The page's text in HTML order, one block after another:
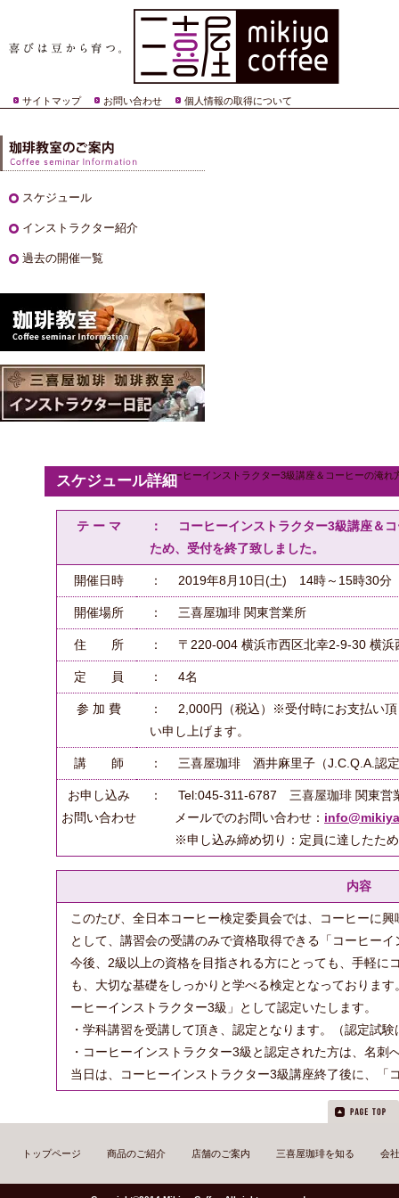
サイトマップ お問い合わせ 個人情報の取得について
コーヒーインストラクター3級講座＆コーヒーの淹
スケジュール詳細
テ ー マ
： コーヒーインストラクター3級講座＆
ため、受付を終了致しました。
開催日時 ： 2019年8月10日(土) 14時～15時30分
開催場所 ： 三喜屋珈琲 関東営業所
住 所 ： 〒220-004 横浜市西区北幸2-9-30 横浜
定 員 ： 4名
参 加 費
： 2,000円（税込）※受付時にお支払い頂
い申し上げます。
講 師 ： 三喜屋珈琲 酒井麻里子（J.C.Q.A.認
お申し込み
お問い合わせ
： Tel:045-311-6787 三喜屋珈琲 関東営
メールでのお問い合わせ：
※申し込み締め切り：定員に達したため
内容
このたび、全日本コーヒー検定委員会では、コーヒーに
として、講習会の受講のみで資格取得できる「コーヒー
今後、2級以上の資格を目指される方にとっても、手軽に
も、大切な基礎をしっかりと学べる検定となっておりま
ーヒーインストラクター3級」として認定いたします。
・学科講習を受講して頂き、認定となります。（認定試
・コーヒーインストラクター3級と認定された方は、名刺
当日は、コーヒーインストラクター3級講座終了後に、「
スケジュール
インストラクター紹介
過去の開催一覧
トップページ 商品のご紹介 店舗のご案内 三喜屋珈琲を知る 会